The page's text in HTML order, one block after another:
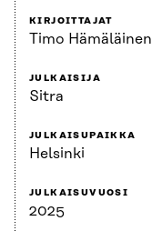
KIRJOITTAJAT
Timo Hämäläinen
JULKAISIJA
Sitra
JULKAISUPAIKKA
Helsinki
JULKAISUVUOSI
2025